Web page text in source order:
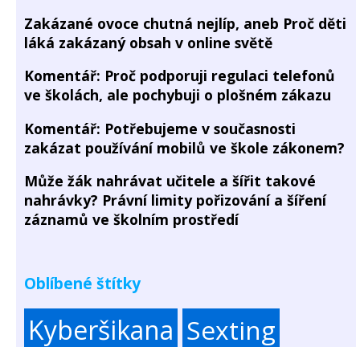
Zakázané ovoce chutná nejlíp, aneb Proč děti
láká zakázaný obsah v online světě
Komentář: Proč podporuji regulaci telefonů
ve školách, ale pochybuji o plošném zákazu
Komentář: Potřebujeme v současnosti
zakázat používání mobilů ve škole zákonem?
Může žák nahrávat učitele a šířit takové
nahrávky? Právní limity pořizování a šíření
záznamů ve školním prostředí
Oblíbené štítky
Kyberšikana Sexting